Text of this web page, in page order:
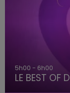
5h00 - 6h00
LE BEST OF